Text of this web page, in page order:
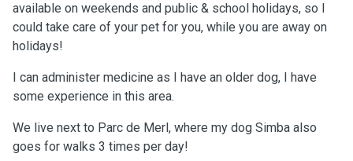
available on weekends and public & school holidays, so I
could take care of your pet for you, while you are away on
holidays!
I can administer medicine as I have an older dog, I have
some experience in this area.
We live next to Parc de Merl, where my dog Simba also
goes for walks 3 times per day!